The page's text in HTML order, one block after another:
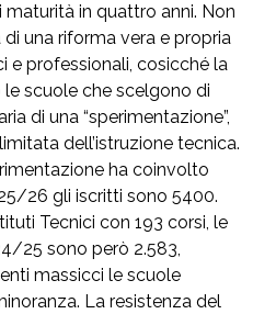
in quattro anni. Non
una riforma vera e propria
e professionali, cosicché la
scuole che scelgono di
di una “sperimentazione”,
dell’istruzione tecnica.
ha coinvolto
26 gli iscritti sono 5400.
Tecnici con 193 corsi, le
25 sono però 2.583,
massicci le scuole
La resistenza del